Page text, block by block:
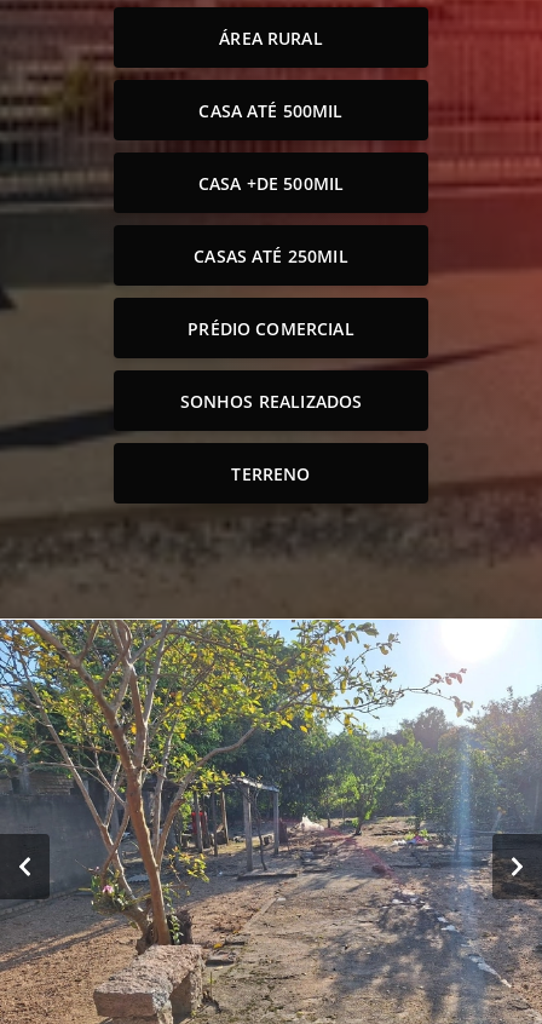
ÁREA RURAL
CASA ATÉ 500MIL
CASA +DE 500MIL
CASAS ATÉ 250MIL
PRÉDIO COMERCIAL
SONHOS REALIZADOS
TERRENO